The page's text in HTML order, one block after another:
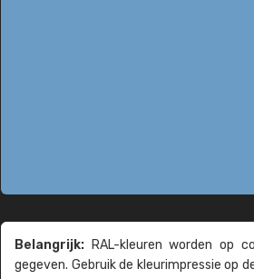
Belangrijk: RAL-kleuren worden op
gegeven. Gebruik de kleur­impressie op